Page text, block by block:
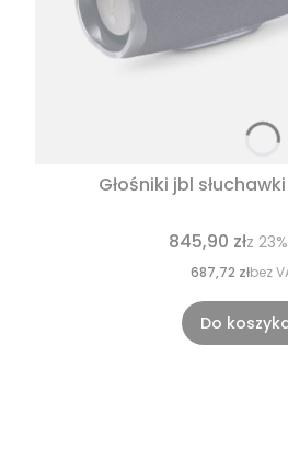
Głośniki jbl
845,90 złz 23%
687,72 złbez
Do